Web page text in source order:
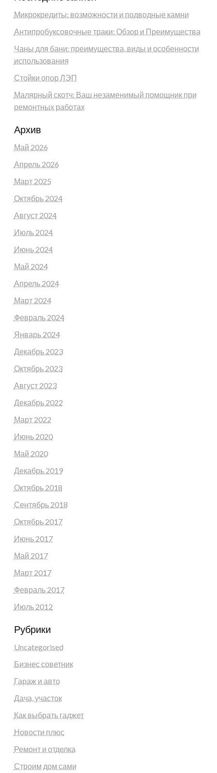
Микрокредиты: возможности и подводные камни
Антипробуксовочные траки: Обзор и Преимущества
Чаны для бани: преимущества, виды и особенности
использования
Стойки опор ЛЭП
Малярный скотч: Ваш незаменимый помощник при
ремонтных работах
Архив
Май 2026
Апрель 2026
Март 2025
Октябрь 2024
Август 2024
Июль 2024
Июнь 2024
Май 2024
Апрель 2024
Март 2024
Февраль 2024
Январь 2024
Декабрь 2023
Октябрь 2023
Август 2023
Декабрь 2022
Март 2022
Июнь 2020
Май 2020
Декабрь 2019
Октябрь 2018
Сентябрь 2018
Октябрь 2017
Июнь 2017
Май 2017
Март 2017
Февраль 2017
Июль 2012
Рубрики
Uncategorised
Бизнес советник
Гараж и авто
Дача, участок
Как выбрать гаджет
Новости плюс
Ремонт и отделка
Строим дом сами